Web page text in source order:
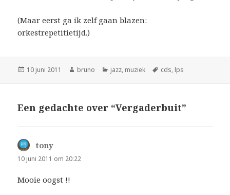
(Maar eerst ga ik zelf gaan blazen:
orkestrepetitietijd.)
Geplaatst
10 juni 2011 Auteur
bruno Categorieën
jazz, muziek Tags
cds, lps
Een gedachte over “Vergaderbuit”
tony
10 juni 2011 om 20:22
Mooie oogst !!